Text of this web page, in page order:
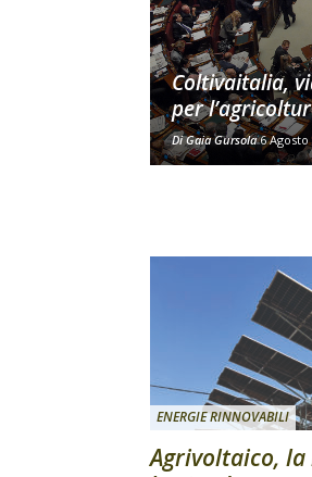
Coltivaitalia,
per
DiGaia Gursola 6 Agosto
ENERGIE RINNOVABILI
Agrivoltaico,